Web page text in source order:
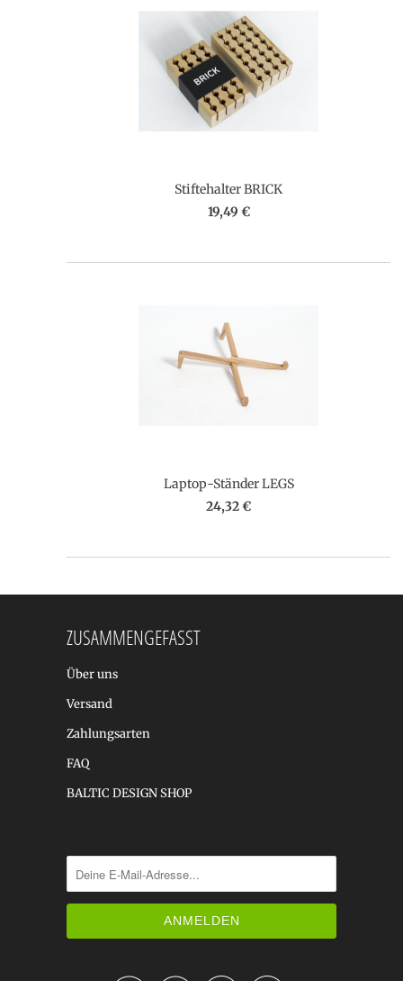
Stiftehalter BRICK
19,49 €
Laptop-Ständer LEGS
24,32 €
ZUSAMMENGEFASST
Über uns
Versand
Zahlungsarten
FAQ
BALTIC DESIGN SHOP